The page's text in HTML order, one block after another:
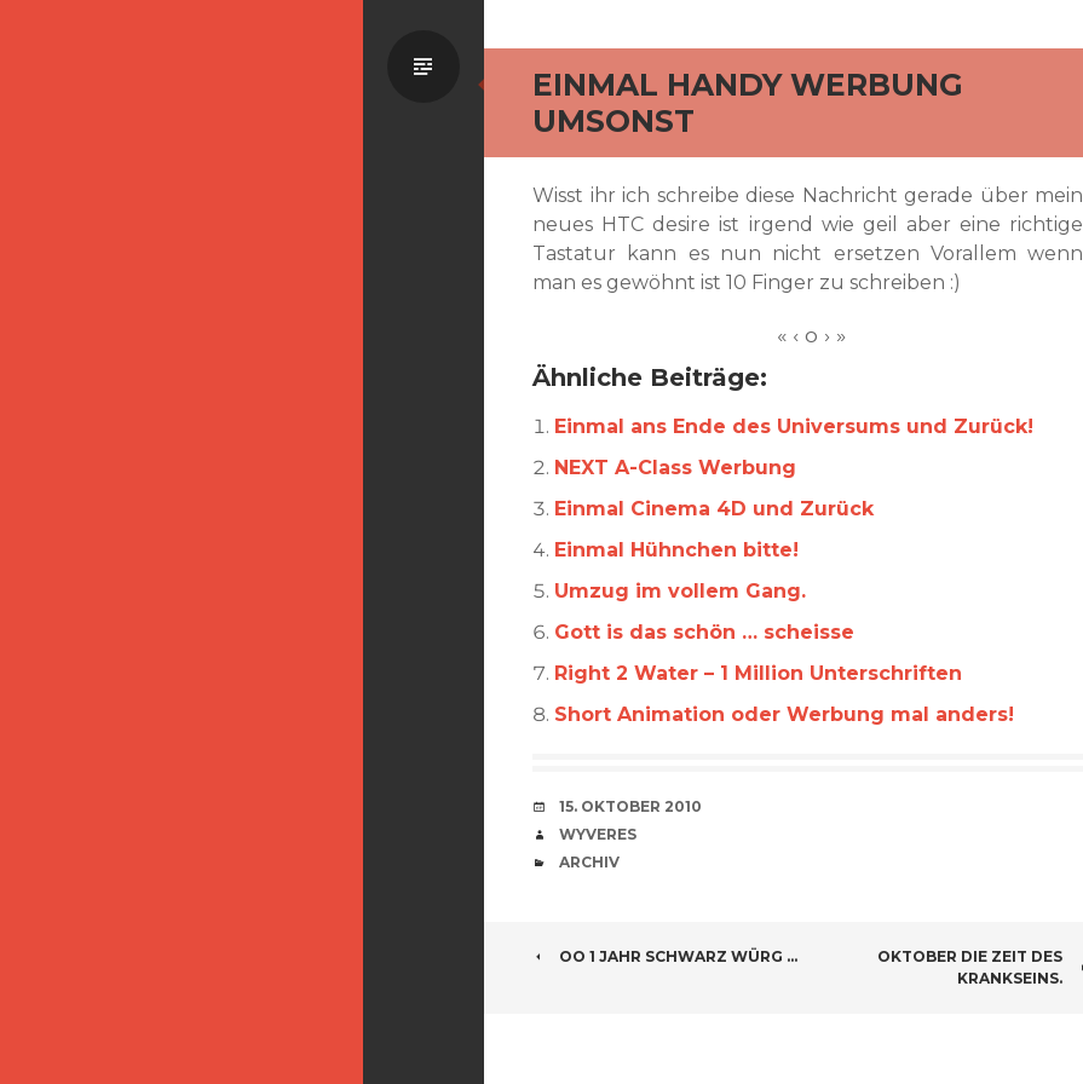
EINMAL HANDY WERBUNG
UMSONST
Standard
Wisst ihr ich schreibe diese Nachricht gerade über mein
neues HTC desire ist irgend wie geil aber eine richtige
Tastatur kann es nun nicht ersetzen Vorallem wenn
man es gewöhnt ist 10 Finger zu schreiben :)
Ähnliche Beiträge:
Einmal ans Ende des Universums und Zurück!
NEXT A-Class Werbung
Einmal Cinema 4D und Zurück
Einmal Hühnchen bitte!
Umzug im vollem Gang.
Gott is das schön … scheisse
Right 2 Water – 1 Million Unterschriften
Short Animation oder Werbung mal anders!
VERABREDUNG
15. OKTOBER 2010
VERFASSER
WYVERES
CATEGORIES
ARCHIV
BEITRAGSNAVIGATION
OO 1 JAHR SCHWARZ WÜRG …
OKTOBER DIE ZEIT DES
KRANKSEINS.